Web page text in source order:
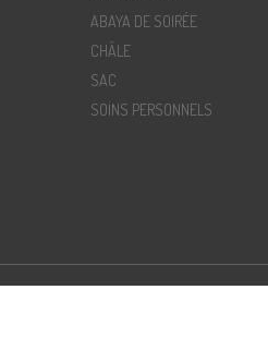
ABAYA DE SOIRÉE
CHÂLE
SAC
SOİNS PERSONNELS